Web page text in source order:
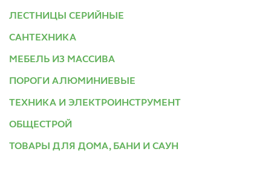
ЛЕСТНИЦЫ СЕРИЙНЫЕ
САНТЕХНИКА
МЕБЕЛЬ ИЗ МАССИВА
ПОРОГИ АЛЮМИНИЕВЫЕ
ТЕХНИКА И ЭЛЕКТРОИНСТРУМЕНТ
ОБЩЕСТРОЙ
ТОВАРЫ ДЛЯ ДОМА, БАНИ И САУН